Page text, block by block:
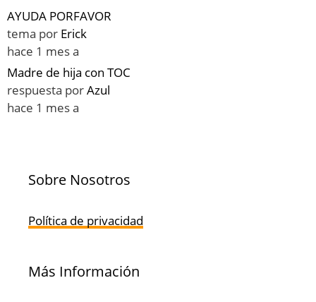
AYUDA PORFAVOR
tema por Erick
hace 1 mes a
Madre de hija con TOC
respuesta porAzul
hace 1 mes a
Sobre Nosotros
Política de privacidad
Más Información